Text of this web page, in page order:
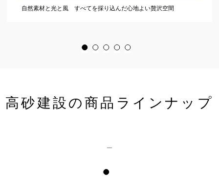
自然素材と光と風 すべてを採り込んだ心地よい贅沢空間
高砂建設の商品ラインナップ